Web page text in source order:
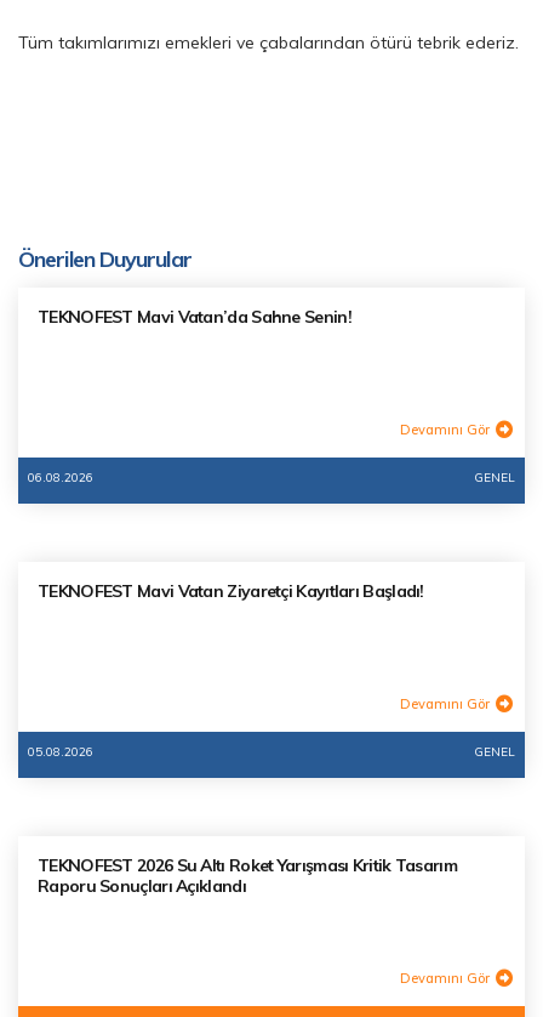
Tüm takımlarımızı emekleri ve çabalarından ötürü tebrik ederiz.
Önerilen Duyurular
TEKNOFEST Mavi Vatan’da Sahne Senin!
Devamını Gör
06.08.2026 GENEL
TEKNOFEST Mavi Vatan Ziyaretçi Kayıtları Başladı!
Devamını Gör
05.08.2026 GENEL
TEKNOFEST 2026 Su Altı Roket Yarışması Kritik Tasarım
Raporu Sonuçları Açıklandı
Devamını Gör